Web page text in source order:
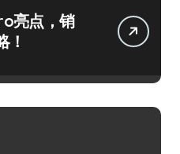
亮点，销
！